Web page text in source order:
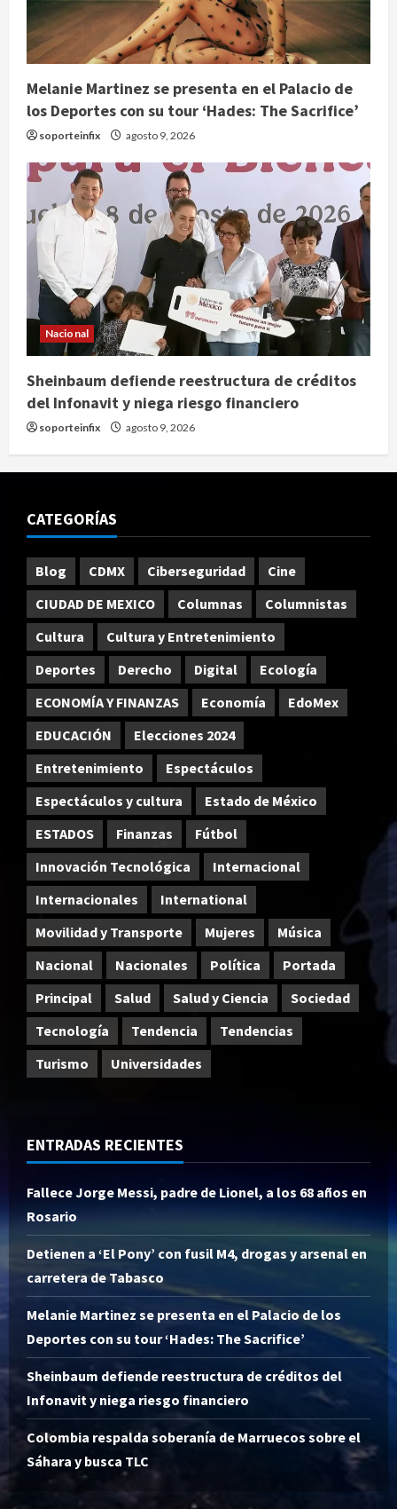
Melanie Martinez se presenta en el Palacio de
los Deportes con su tour ‘Hades: The Sacrifice’
soporteinfix agosto 9, 2026
Nacional
Sheinbaum defiende reestructura de créditos
del Infonavit y niega riesgo financiero
soporteinfix agosto 9, 2026
CATEGORÍAS
Blog CDMX Ciberseguridad
Cine
CIUDAD DE MEXICO
Columnas
Columnistas
Cultura
Cultura y Entretenimiento
Deportes
Derecho Digital
Ecología
ECONOMÍA Y FINANZAS
Economía
EdoMex
EDUCACIÓN
Elecciones 2024
Entretenimiento
Espectáculos
Espectáculos y cultura
Estado de México
ESTADOS
Finanzas
Fútbol
Innovación Tecnológica
Internacional
Internacionales
International
Movilidad y Transporte
Mujeres
Música
Nacional
Nacionales Política
Portada
Principal
Salud Salud y Ciencia
Sociedad
Tecnología
Tendencia
Tendencias
Turismo
Universidades
ENTRADAS RECIENTES
Fallece Jorge Messi, padre de Lionel, a los 68 años en
Rosario
Detienen a ‘El Pony’ con fusil M4, drogas y arsenal en
carretera de Tabasco
Melanie Martinez se presenta en el Palacio de los
Deportes con su tour ‘Hades: The Sacrifice’
Sheinbaum defiende reestructura de créditos del
Infonavit y niega riesgo financiero
Colombia respalda soberanía de Marruecos sobre el
Sáhara y busca TLC